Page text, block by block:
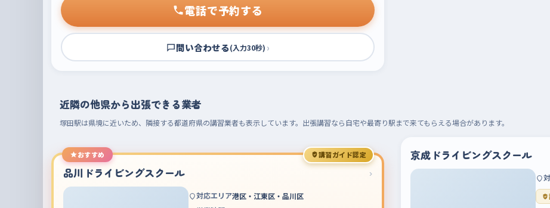
電話で予約する
問い合わせる(入力30秒) ›
近隣の他県から出張できる業者
塚田駅は県境に近いため、隣接する都道府県の講習業者も表示しています。出張講習なら自宅や最寄り駅まで来てもらえる場合があります。
おすすめ 講習ガイド認定
品川ドライビングスクール ›
対応エリア港区・江東区・品川区
京成ドライビングスクール